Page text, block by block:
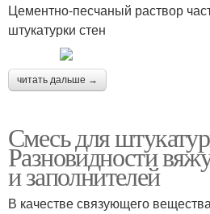
Цементно-песчаный раствор
штукатурки стен
читать дальше →
Смесь для
Разновидности
и заполнителей
В качестве связующего